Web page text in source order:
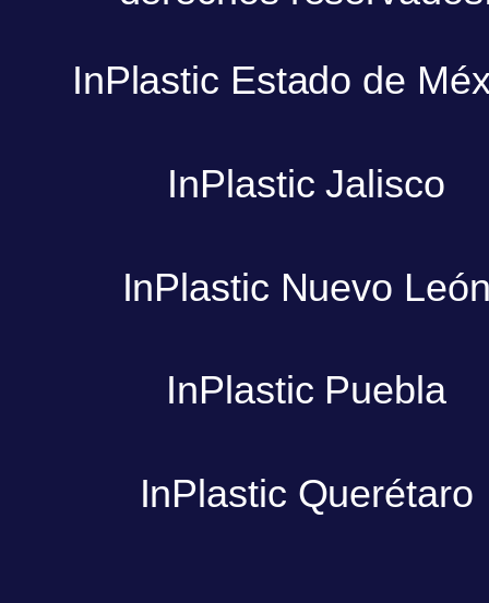
InPlastic Estado de
InPlastic Jalisco
InPlastic Nuevo
InPlastic Puebla
InPlastic Querétaro